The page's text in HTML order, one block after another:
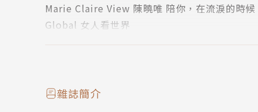
乳香探索之旅
奢華香水品牌 Amouage 攜手聯合國教科文組
的里程碑，將這個西元五世紀前即開啟的古老乳
Marie Claire View 陳曉唯 陪你，在流淚的時候
Global 女人看世界
MC Style 時髦冬日
雜誌簡介